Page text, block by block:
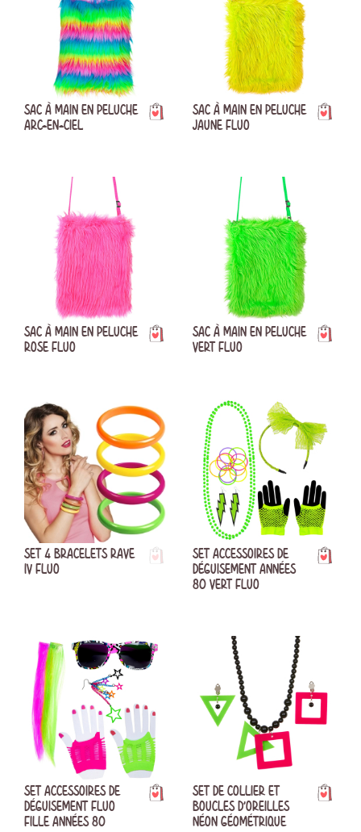
SAC À MAIN EN PELUCHE
ARC-EN-CIEL
SAC À MAIN EN PELUCHE
JAUNE FLUO
SAC À MAIN EN PELUCHE
ROSE FLUO
SAC À MAIN EN PELUCHE
VERT FLUO
SET 4 BRACELETS RAVE
IV FLUO
SET ACCESSOIRES DE
DÉGUISEMENT ANNÉES
80 VERT FLUO
SET ACCESSOIRES DE
DÉGUISEMENT FLUO
FILLE ANNÉES 80
SET DE COLLIER ET
BOUCLES D'OREILLES
NÉON GÉOMÉTRIQUE